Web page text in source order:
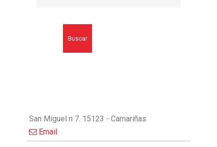
Buscar
San Miguel n 7. 15123 - Camariñas
Email